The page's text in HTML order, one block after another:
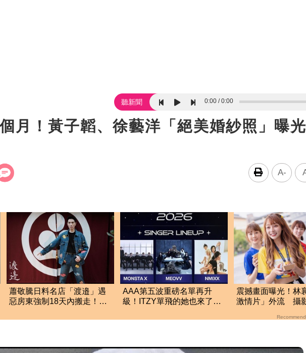
聽新聞 0:00 0:00
月！黃子韜、徐藝洋「絕美婚紗照」曝
A-
蕭敬騰日料名店「渡邉」遇
惡房東強制18天內搬走！逼
AAA第五波重磅名單再升
級！ITZY單飛的她也來了
震撼畫面曝光！林
激情片」外流 攝